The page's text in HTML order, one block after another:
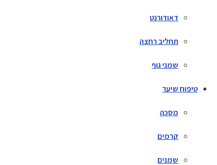
דאודורנט
תחליב רחצה
שמני גוף
טיפוח שיער
מסכה
קרמים
שמנים